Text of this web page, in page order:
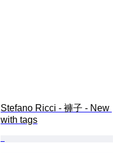
Stefano Ricci - 褲子 - New
with tags